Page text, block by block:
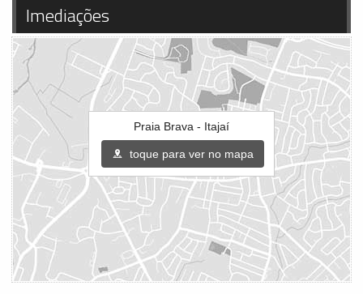
Imediações
Praia Brava - Itajaí
toque para ver no mapa